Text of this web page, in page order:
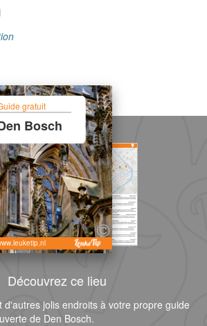
gratuit
Bosch
Découvrez ce lieu
d'autres jolis endroits à votre propre guide
de Den Bosch.